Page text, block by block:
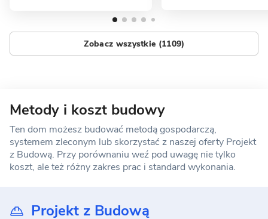
Zobacz wszystkie (1109)
Metody i koszt budowy
Ten dom możesz budować metodą gospodarczą,
systemem zleconym lub skorzystać z naszej oferty Projekt
z Budową. Przy porównaniu weź pod uwagę nie tylko
koszt, ale też różny zakres prac i standard wykonania.
Projekt z Budową